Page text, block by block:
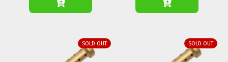
SOLD OUT SOLD OUT